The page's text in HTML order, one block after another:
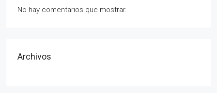
No hay comentarios que mostrar.
Archivos